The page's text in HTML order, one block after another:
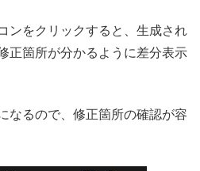
ンをクリックすると、生成され
正箇所が分かるように差分表示
なるので、修正箇所の確認が容